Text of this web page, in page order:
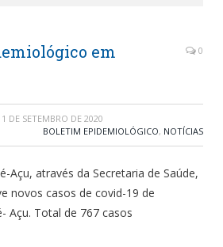
em
0
DE SETEMBRO DE 2020
BOLETIM EPIDEMIOLÓGICO, NOTÍCIAS
Açu, através da Secretaria de Saúde,
novos casos de covid-19 de
Açu. Total de 767 casos